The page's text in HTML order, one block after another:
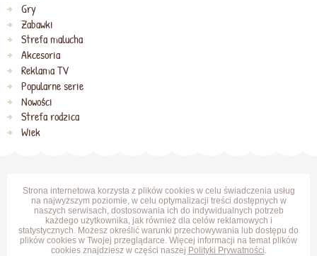
Gry
Zabawki
Strefa malucha
Akcesoria
Reklama TV
Popularne serie
Nowości
Strefa rodzica
Wiek
Strona internetowa korzysta z plików cookies w celu świadczenia usług
na najwyższym poziomie, w celu optymalizacji treści dostępnych w
naszych serwisach, dostosowania ich do indywidualnych potrzeb
każdego użytkownika, jak również dla celów reklamowych i
statystycznych. Możesz określić warunki przechowywania lub dostępu do
plików cookies w Twojej przeglądarce. Więcej informacji na temat plików
cookies znajdziesz w części naszej Polityki Prywatności